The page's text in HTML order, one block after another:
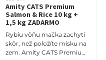
Amity CATS Premium
Salmon & Rice 10 kg +
1,5 kg ZADARMO
Rybiu vôňu mačka zachytí
skôr, než položíte misku na
zem. Amity CATS Premium